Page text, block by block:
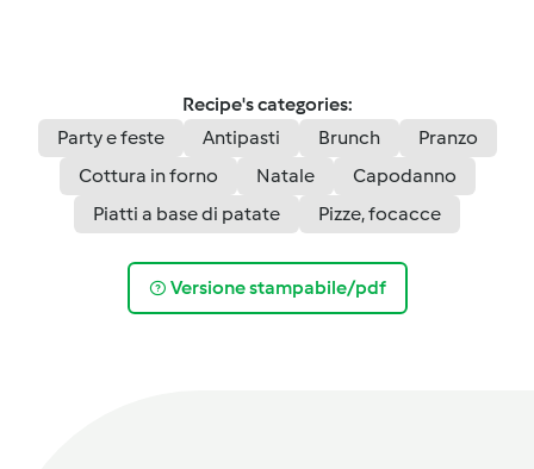
Recipe's categories:
Party e feste
Antipasti Brunch
Pranzo
Cottura in forno
Natale
Capodanno
Piatti a base di patate
Pizze, focacce
Versione stampabile/pdf